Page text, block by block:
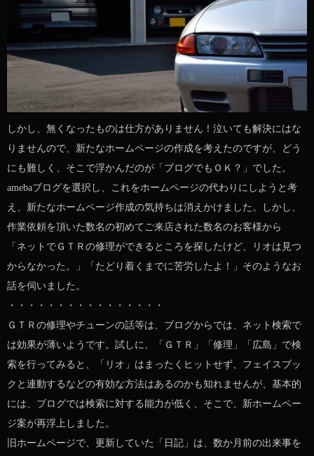
しかし、無くなったものは仕方がありません！泣いても解決にはな
りませんので、新たなホームページの作成を考えたのですが、どう
にも難しく、そこで浮かんだのが「ブログでもＯＫ？」でした。
amebaブログを選択し、これをホームページの代わりにしようと考
え、新たなホームページ作成の気持ちは消えかけました。しかし、
作業依頼を頂いた数名の初めてご来店された数名のお客様から
「ネットでＧＴＲの修理ができるところを探したけど、リオは見つ
からなかった。」「たどり着くまでに苦労したよ！」そのようなお
話を伺いました。
・・・・・・・・・・・・・・・・
ＧＴＲの修理やチューンの話等は、ブログからでは、ネット検索で
は効果が薄いようです。試しに、「ＧＴＲ」「修理」「広島」で検
索を行ってみると、「リオ」はまったくヒットせず、フェイスブッ
クと連動するなどの有効な方法はあるのかも知れませんが、基本的
には、ブログでは検索に対する能力が低く、そこで、新ホームペー
ジ案が再浮上しました。
旧ホームページで、更新していた「日記」は、数か月前の出来事を